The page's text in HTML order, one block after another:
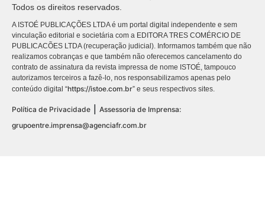
Todos os direitos reservados.
A ISTOÉ PUBLICAÇÕES LTDA é um portal digital independente e sem
vinculação editorial e societária com a EDITORA TRES COMÉRCIO DE
PUBLICACÕES LTDA (recuperação judicial). Informamos também que não
realizamos cobranças e que também não oferecemos cancelamento do
contrato de assinatura da revista impressa de nome ISTOÉ, tampouco
autorizamos terceiros a fazê-lo, nos responsabilizamos apenas pelo
conteúdo digital “https://istoe.com.br” e seus respectivos sites.
Política de Privacidade
Assessoria de Imprensa:
grupoentre.imprensa@agenciafr.com.br